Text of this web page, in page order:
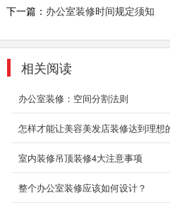
下一篇： 办公室装修时间规定须知
相关阅读
办公室装修：空间分割法则
怎样才能让美容美发店装修达到理想
室内装修吊顶装修4大注意事项
整个办公室装修应该如何设计？
互联网公司装修
2018-06-27
无界设计 日式
日式极简风，要
2019-11-04